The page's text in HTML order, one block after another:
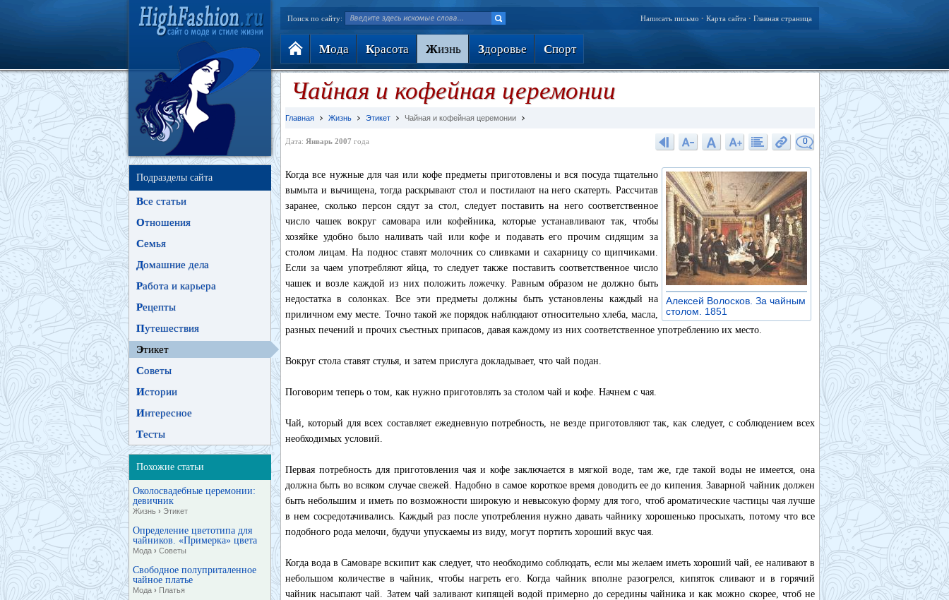
Поиск по сайту: Написать письмо • Карта сайта • Главная страница
Мода Красота Жизнь Здоровье Спорт
Подразделы сайта
Все статьи
Отношения
Семья
Домашние дела
Работа и карьера
Рецепты
Путешествия
Этикет
Советы
Истории
Интересное
Тесты
Похожие статьи
Околосвадебные церемонии:
девичник
Жизнь › Этикет
Определение цветотипа для
чайников. «Примерка» цвета
Мода › Советы
Свободное полуприталенное
чайное платье
Мода › Платья
Чайная и кофейная церемонии
Главная Жизнь Этикет Чайная и кофейная церемонии
Дата: Январь 2007 года 0
Алексей Волосков. За чайным
столом. 1851
Когда все нужные для чая или кофе предметы приготовлены и вся посуда тщательно
вымыта и вычищена, тогда раскрывают стол и постилают на него скатерть. Рассчитав
заранее, сколько персон сядут за стол, следует поставить на него соответственное
число чашек вокруг самовара или кофейника, которые устанавливают так, чтобы
хозяйке удобно было наливать чай или кофе и подавать его прочим сидящим за
столом лицам. На поднос ставят молочник со сливками и сахарницу со щипчиками.
Если за чаем употребляют яйца, то следует также поставить соответственное число
чашек и возле каждой из них положить ложечку. Равным образом не должно быть
недостатка в солонках. Все эти предметы должны быть установлены каждый на
приличном ему месте. Точно такой же порядок наблюдают относительно хлеба, масла,
разных печений и прочих съестных припасов, давая каждому из них соответственное употреблению их место.
Вокруг стола ставят стулья, и затем прислуга докладывает, что чай подан.
Поговорим теперь о том, как нужно приготовлять за столом чай и кофе. Начнем с чая.
Чай, который для всех составляет ежедневную потребность, не везде приготовляют так, как следует, с соблюдением всех
необходимых условий.
Первая потребность для приготовления чая и кофе заключается в мягкой воде, там же, где такой воды не имеется, она
должна быть во всяком случае свежей. Надобно в самое короткое время доводить ее до кипения. Заварной чайник должен
быть небольшим и иметь по возможности широкую и невысокую форму для того, чтоб ароматические частицы чая лучше
в нем сосредотачивались. Каждый раз после употребления нужно давать чайнику хорошенько просыхать, потому что все
подобного рода мелочи, будучи упускаемы из виду, могут портить хороший вкус чая.
Когда вода в Самоваре вскипит как следует, что необходимо соблюдать, если мы желаем иметь хороший чай, ее наливают в
небольшом количестве в чайник, чтобы нагреть его. Когда чайник вполне разогрелся, кипяток сливают и в горячий
чайник насыпают чай. Затем чай заливают кипящей водой примерно до середины чайника и как можно скорее, чтоб не